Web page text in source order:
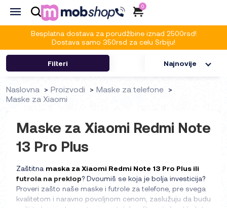
0
Besplatna dostava za porudžbine iznad 2500rsd!
Dostava samo 350rsd za celu Srbiju!
Filteri Najnovije
Naslovna Proizvodi
Maske za telefone
Maske za Xiaomi
Maske za Xiaomi Redmi Note
13 Pro Plus
Zaštitna maska za Xiaomi Redmi Note 13 Pro Plus ili
futrola na preklop? Dvoumiš se koja je bolja investicija?
Proveri zašto naše maske i futrole za telefone, pre svega
kvalitetom i naravno povoljnom cenom, zaslužuju da budu